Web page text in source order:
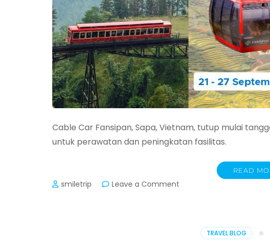
Cable Car Fansipan, Sapa, Vietnam, tutup mulai
untuk perawatan dan peningkatan fasilitas.
READ
smiletrip Leave a Comment
Fansipan
TRAVEL BLOG